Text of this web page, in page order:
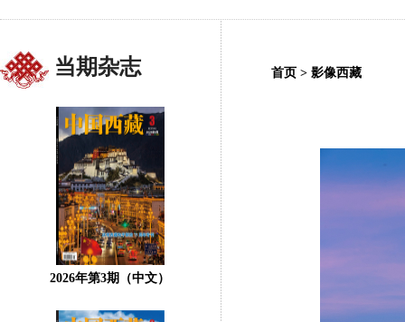
当期杂志
2026年第3期（中文）
首页 > 影像西藏